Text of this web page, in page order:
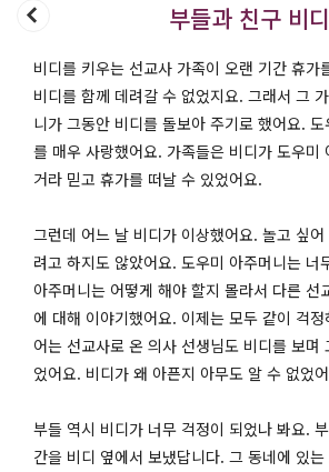
부들과 친구 비디
비디를 키우는 선교사 가족이 오랜 기간 휴가
비디를 함께 데려갈 수 없었지요. 그래서 그
니가 그동안 비디를 돌보아 주기로 했어요.
를 매우 사랑했어요. 가족들은 비디가 도우미
거라 믿고 휴가를 떠날 수 있었어요.
그런데 어느 날 비디가 이상했어요. 놀고 싶
려고 하지도 않았어요. 도우미 아주머니는 너
아주머니는 어떻게 해야 할지 몰라서 다른 선
에 대해 이야기했어요. 이제는 모두 같이 걱
어는 선교사로 온 의사 선생님도 비디를 보며
었어요. 비디가 왜 아픈지 아무도 알 수 없었
부들 역시 비디가 너무 걱정이 되었나 봐요.
간을 비디 옆에서 보냈답니다. 그 동네에 있